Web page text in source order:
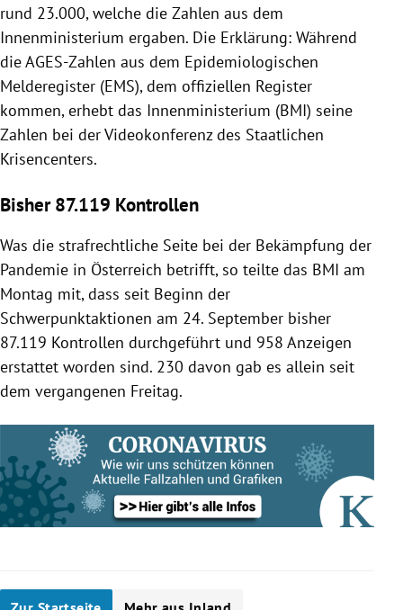
rund 23.000, welche die Zahlen aus dem
Innenministerium ergaben. Die Erklärung: Während
die AGES-Zahlen aus dem Epidemiologischen
Melderegister (EMS), dem offiziellen Register
kommen, erhebt das Innenministerium (BMI) seine
Zahlen bei der Videokonferenz des Staatlichen
Krisencenters.
Bisher 87.119 Kontrollen
Was die strafrechtliche Seite bei der Bekämpfung der
Pandemie in Österreich betrifft, so teilte das BMI am
Montag mit, dass seit Beginn der
Schwerpunktaktionen am 24. September bisher
87.119 Kontrollen durchgeführt und 958 Anzeigen
erstattet worden sind. 230 davon gab es allein seit
dem vergangenen Freitag.